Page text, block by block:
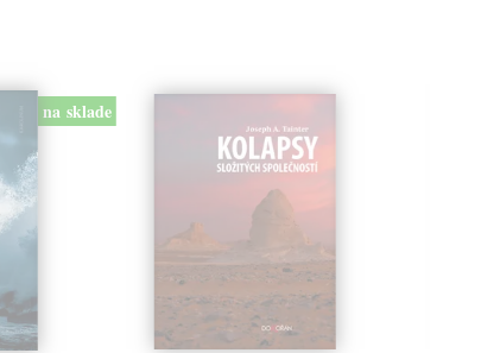
na sklade